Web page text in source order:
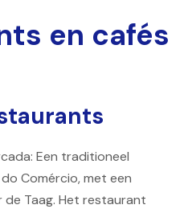
en cafés
Een traditioneel
Comércio, met een
Taag. Het restaurant